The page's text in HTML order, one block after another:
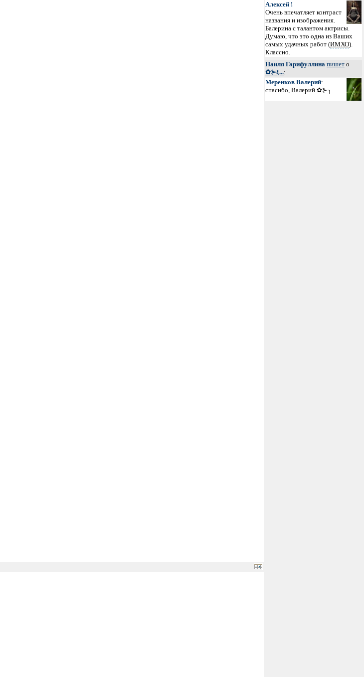
Алексей !
Очень впечатляет контраст
названия и изображения.
Балерина с талантом актрисы.
Думаю, что это одна из Ваших
самых удачных работ (ИМХО).
Классно.
Наиля Гарифуллина пишет о
✿⊱ξ...:
Меренков Валерий:
спасибо, Валерий ✿⊱╮